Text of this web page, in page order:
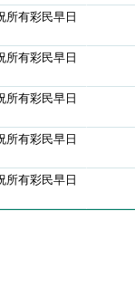
有彩民早日
有彩民早日
有彩民早日
有彩民早日
有彩民早日